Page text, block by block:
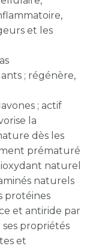
et les
; régénère,
; actif
la
dès les
prématuré
naturel
naturels
protéines
et antiride par
propriétés
et